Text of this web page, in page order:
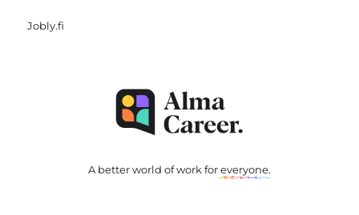
Jobly.fi
A better world of work foreveryone.